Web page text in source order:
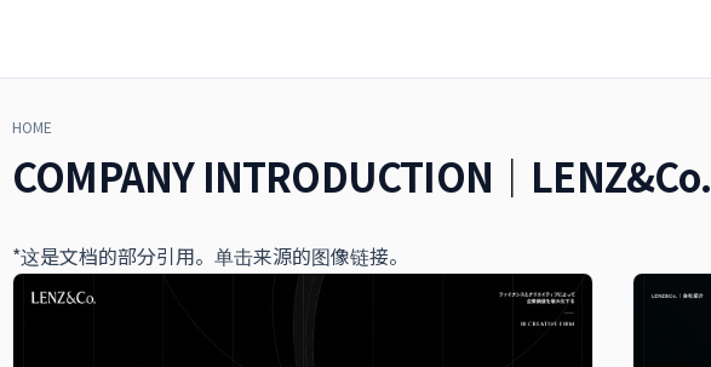
HOME
COMPANY INTRODUCTION｜LENZ&Co.
*这是文档的部分引用。单击来源的图像链接。